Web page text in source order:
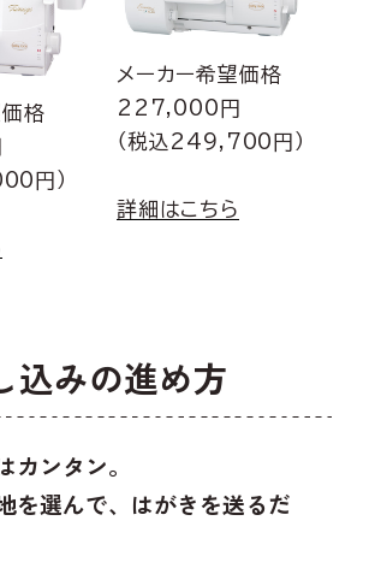
価格
円）
メーカー希望価格
227,000円
（税込249,700円）
詳細はこちら
込みの進め方
カンタン。
を選んで、はがきを送るだ